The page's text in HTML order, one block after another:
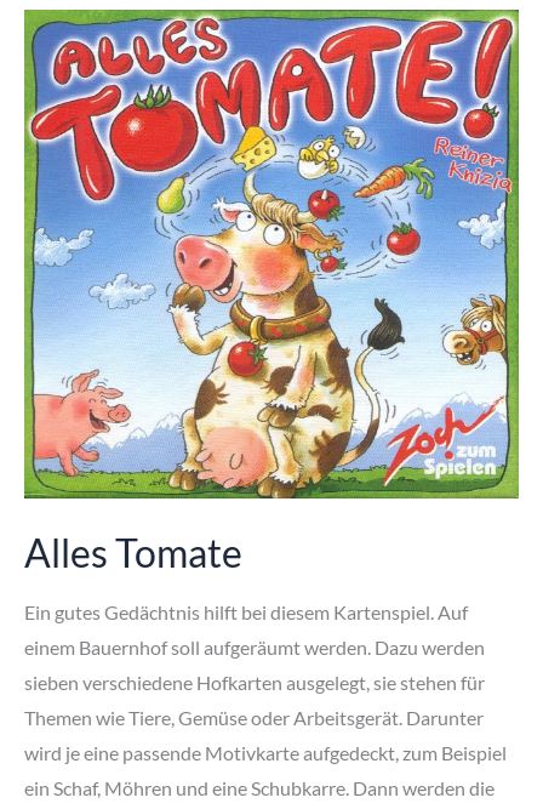
Alles Tomate
Ein gutes Gedächtnis hilft bei diesem Kartenspiel. Auf
einem Bauernhof soll aufgeräumt werden. Dazu werden
sieben verschiedene Hofkarten ausgelegt, sie stehen für
Themen wie Tiere, Gemüse oder Arbeitsgerät. Darunter
wird je eine passende Motivkarte aufgedeckt, zum Beispiel
ein Schaf, Möhren und eine Schubkarre. Dann werden die